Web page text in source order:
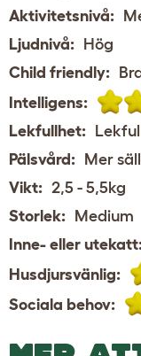
Aktivitetsnivå:
Ljudnivå:
Hög
Child friendly:
Intelligens:
Lekfullhet:
Lekfull
Pälsvård:
Mer
Vikt: 2,5 - 5,5kg
Storlek:
Medium
Inne- eller
Husdjursvänlig:
Sociala behov: